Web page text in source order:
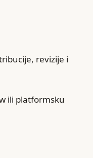
revizije i
ili platformsku